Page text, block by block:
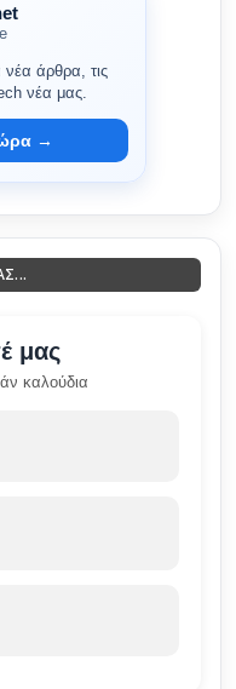
νέα άρθρα, τις
νέα μας.
→
μας
καλούδια